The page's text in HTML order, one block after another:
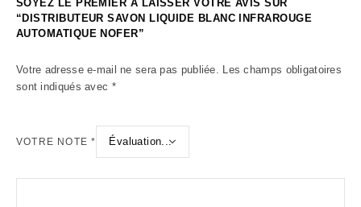
SOYEZ LE PREMIER À LAISSER VOTRE AVIS SUR
“DISTRIBUTEUR SAVON LIQUIDE BLANC INFRAROUGE
AUTOMATIQUE NOFER”
Votre adresse e-mail ne sera pas publiée. Les champs obligatoires
sont indiqués avec *
VOTRE NOTE*